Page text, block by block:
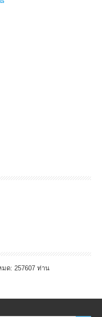
ด: 257607 ท่าน